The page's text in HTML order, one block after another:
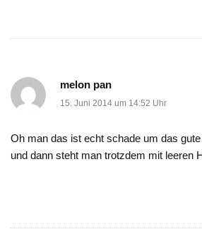
melon pan
15. Juni 2014 um 14:52 Uhr
Oh man das ist echt schade um das
und dann steht man trotzdem mit leeren